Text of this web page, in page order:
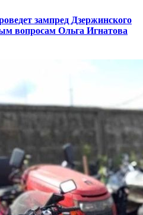
зампред Дзержинского
вопросам Ольга Игнатова